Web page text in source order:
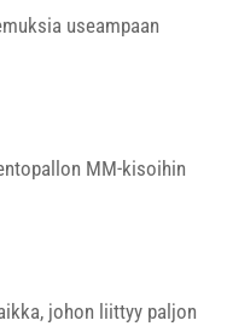
useampaan
MM-kisoihin
johon liittyy paljon